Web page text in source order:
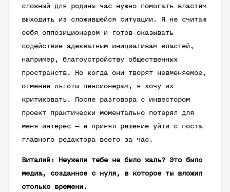
сложный для родины час нужно помогать властям
выходить из сложившейся ситуации. Я не считаю
себя оппозиционером и готов оказывать
содействие адекватным инициативам властей,
например, благоустройству общественных
пространств. Но когда они творят невменяемое,
отменяя льготы пенсионерам, я хочу их
критиковать. После разговора с инвестором
проект практически моментально потерял для
меня интерес — я принял решение уйти с поста
главного редактора всего за час.
Виталий: Неужели тебе не было жаль? Это было
медиа, созданное с нуля, в которое ты вложил
столько времени.